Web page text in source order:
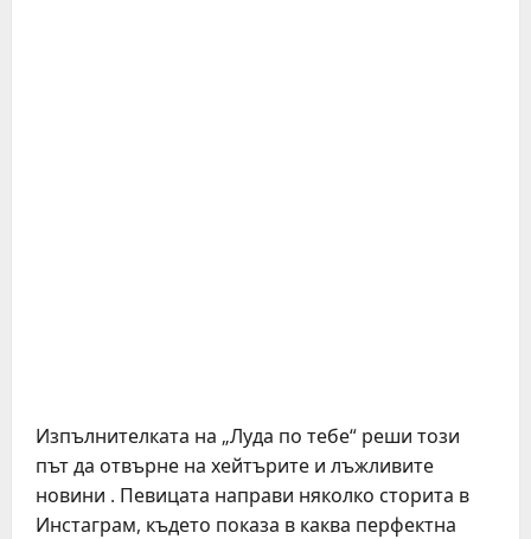
Изпълнителката на „Луда по тебе“ реши този
път да отвърне на хейтърите и лъжливите
новини . Певицата направи няколко сторита в
Инстаграм, където показа в каква перфектна